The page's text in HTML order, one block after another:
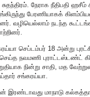
நேராக நீதிபதி ஹசீம்
பேரணியாகக்
வழியெல்லாம் நடந்த
செப்டம்பர் 18 அன்று
நவமணி புராட்டஸ்டண்ட்
நின்று சாதி, மத
சங்கரய்யா.
இரண்டாவது மாநாடு